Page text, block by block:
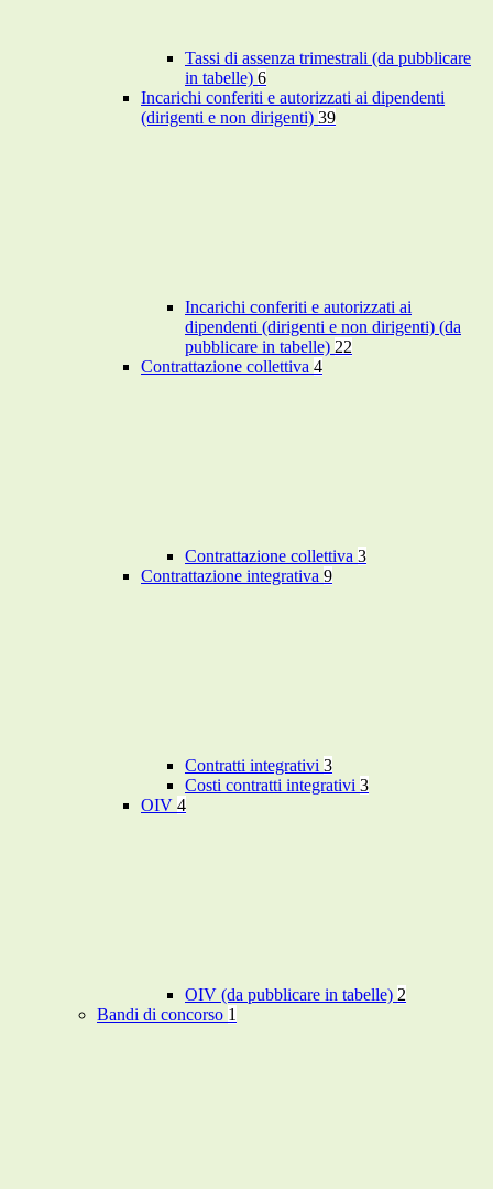
Tassi di assenza trimestrali (da pubblicare
in tabelle) 6
Incarichi conferiti e autorizzati ai dipendenti
(dirigenti e non dirigenti) 39
Incarichi conferiti e autorizzati ai
dipendenti (dirigenti e non dirigenti) (da
pubblicare in tabelle) 22
Contrattazione collettiva 4
Contrattazione collettiva 3
Contrattazione integrativa 9
Contratti integrativi 3
Costi contratti integrativi 3
OIV 4
OIV (da pubblicare in tabelle) 2
Bandi di concorso 1